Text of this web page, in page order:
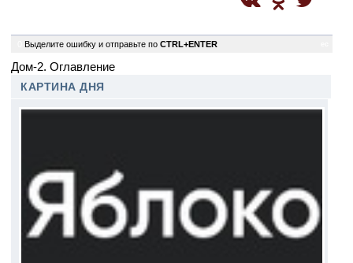
Выделите ошибку и отправьте по CTRL+ENTER
Дом-2. Оглавление
КАРТИНА ДНЯ